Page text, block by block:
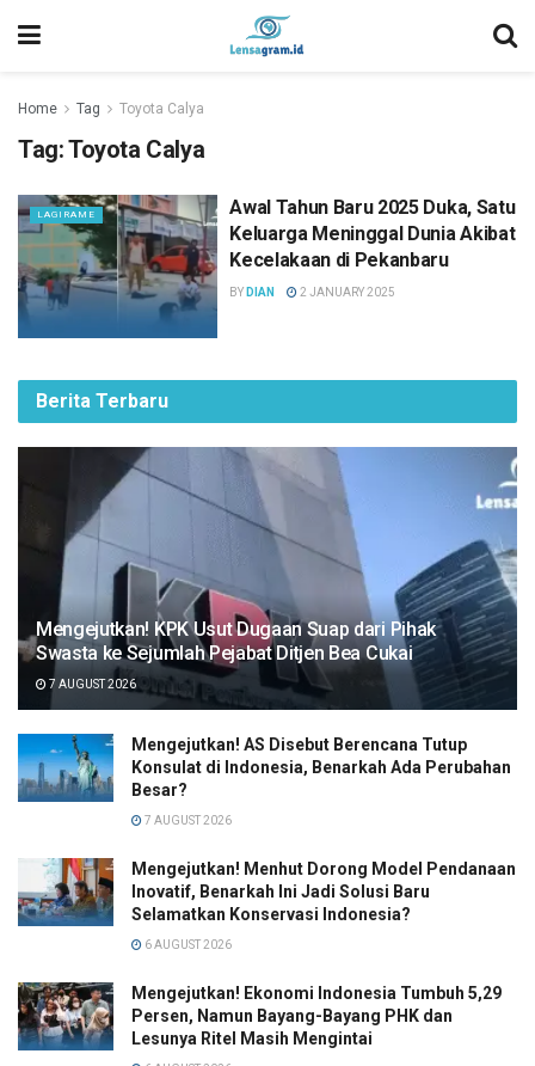
Home Tag Toyota Calya
Tag:Toyota Calya
LAGIRAME
Awal Tahun Baru 2025 Duka, Satu
Keluarga Meninggal Dunia Akibat
Kecelakaan di Pekanbaru
BY DIAN 2 JANUARY 2025
Berita Terbaru
Mengejutkan! KPK Usut Dugaan Suap dari Pihak
Swasta ke Sejumlah Pejabat Ditjen Bea Cukai
7 AUGUST 2026
Mengejutkan! AS Disebut Berencana Tutup
Konsulat di Indonesia, Benarkah Ada Perubahan
Besar?
7 AUGUST 2026
Mengejutkan! Menhut Dorong Model Pendanaan
Inovatif, Benarkah Ini Jadi Solusi Baru
Selamatkan Konservasi Indonesia?
6 AUGUST 2026
Mengejutkan! Ekonomi Indonesia Tumbuh 5,29
Persen, Namun Bayang-Bayang PHK dan
Lesunya Ritel Masih Mengintai